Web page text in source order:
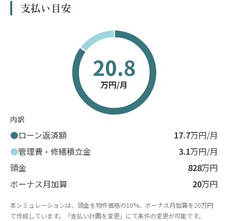
支払い目安
20.8
万円/月
内訳
ローン返済額 17.7万円/月
管理費・修繕積立金
3.1万円/月
頭金
828万円
ボーナス月加算
20万円
本シミュレーションは、頭金を物件価格の10%、ボーナス月加算を20万円
で作成しています。「支払い計画を変更」にて条件の変更が可能です。